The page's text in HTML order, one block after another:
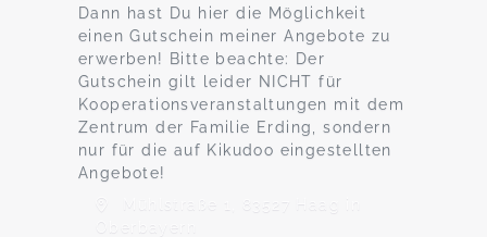
Dann hast Du hier die Möglichkeit
einen Gutschein meiner Angebote zu
erwerben! Bitte beachte: Der
Gutschein gilt leider NICHT für
Kooperationsveranstaltungen mit dem
Zentrum der Familie Erding, sondern
nur für die auf Kikudoo eingestellten
Angebote!
Mühlstraße 1, 83527 Haag in
Oberbayern